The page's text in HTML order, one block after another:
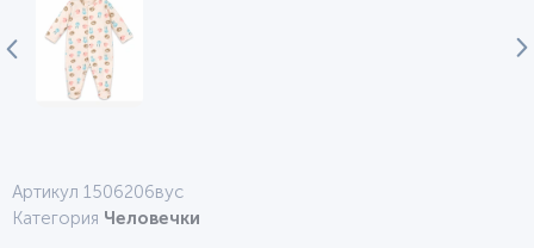
Артикул 1506206вус
Категория Человечки